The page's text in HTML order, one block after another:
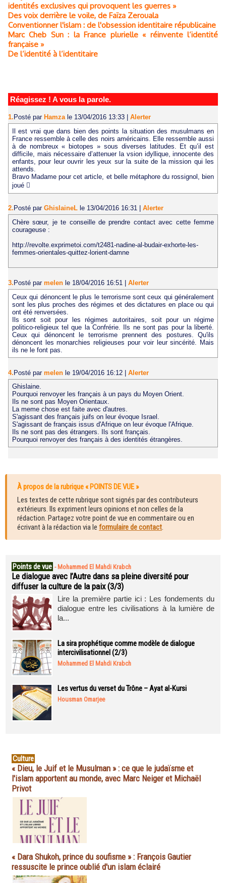
identités exclusives qui provoquent les guerres »
Des voix derrière le voile, de Faïza Zerouala
Conventionner l'islam : de l'obsession identitaire républicaine
Marc Cheb Sun : la France plurielle « réinvente l’identité
française »
De l’identité à l’identitaire
Réagissez ! A vous la parole.
1. Posté par Hamza le 13/04/2016 13:33
Alerter
Il est vrai que dans bien des points la situation des musulmans en
France ressemble à celle des noirs américains. Elle ressemble aussi
à de nombreux « biotopes » sous diverses latitudes. Et qu’il est
difficile, mais nécessaire d’attenuer la vsion idyllique, innocente des
enfants, pour leur ouvrir les yeux sur la suite de la mission qui les
attends.
Bravo Madame pour cet article, et belle métaphore du rossignol, bien
joué 
2. Posté par GhislaineL le 13/04/2016 16:31
Alerter
Chère sœur, je te conseille de prendre contact avec cette femme
courageuse :
http://revolte.exprimetoi.com/t2481-nadine-al-budair-exhorte-les-
femmes-orientales-quittez-lorient-damne
3. Posté par melen le 18/04/2016 16:51
Alerter
Ceux qui dénoncent le plus le terrorisme sont ceux qui généralement
sont les plus proches des régimes et des dictatures en place ou qui
ont été renversées.
Ils sont soit pour les régimes autoritaires, soit pour un régime
politico-religieux tel que la Confrérie. Ils ne sont pas pour la liberté.
Ceux qui dénoncent le terrorisme prennent des postures. Qu'ils
dénoncent les monarchies religieuses pour voir leur sincérité. Mais
ils ne le font pas.
4.Posté par melen le 19/04/2016 16:12 | Alerter
Ghislaine.
Pourquoi renvoyer les français à un pays du Moyen Orient.
Ils ne sont pas Moyen Orientaux.
La meme chose est faite avec d'autres.
S'agissant des français juifs on leur évoque Israel.
S'agissant de français issus d'Afrique on leur évoque l'Afrique.
Ils ne sont pas des étrangers. Ils sont français.
Pourquoi renvoyer des français à des identités étrangères.
À propos de la rubrique « POINTS DE VUE »
Les textes de cette rubrique sont signés par des contributeurs
extérieurs. Ils expriment leurs opinions et non celles de la
rédaction. Partagez votre point de vue en commentaire ou en
écrivant à la rédaction via le formulaire de contact.
Points de vue - Mohammed El Mahdi Krabch
Le dialogue avec l’Autre dans sa pleine diversité pour
diffuser la culture de la paix (3/3)
Lire la première partie ici : Les fondements du
dialogue entre les civilisations à la lumière de
la...
La sira prophétique comme modèle de dialogue
intercivilisationnel (2/3)
Mohammed El Mahdi Krabch
Les vertus du verset du Trône – Ayat al-Kursi
Housman Omarjee
Culture
« Dieu, le Juif et le Musulman » : ce que le judaïsme et
l'islam apportent au monde, avec Marc Neiger et Michaël
Privot
« Dara Shukoh, prince du soufisme » : François Gautier
ressuscite le prince oublié d'un islam éclairé